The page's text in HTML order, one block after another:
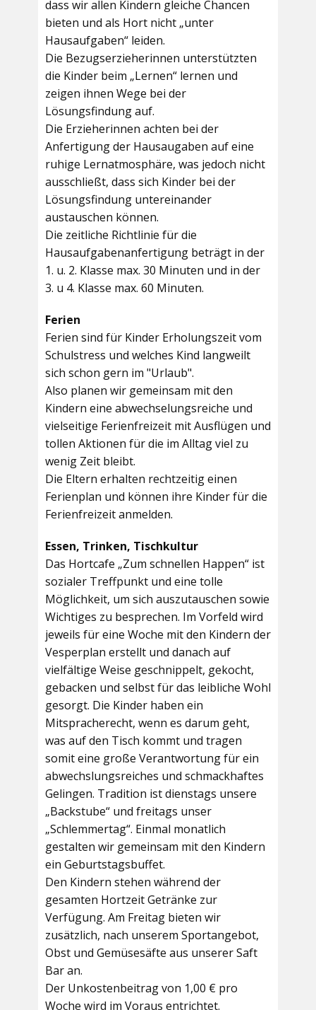
dass wir allen Kindern gleiche Chancen
bieten und als Hort nicht „unter
Hausaufgaben“ leiden.
Die Bezugserzieherinnen unterstützten
die Kinder beim „Lernen“ lernen und
zeigen ihnen Wege bei der
Lösungsfindung auf.
Die Erzieherinnen achten bei der
Anfertigung der Hausaugaben auf eine
ruhige Lernatmosphäre, was jedoch nicht
ausschließt, dass sich Kinder bei der
Lösungsfindung untereinander
austauschen können.
Die zeitliche Richtlinie für die
Hausaufgabenanfertigung beträgt in der
1. u. 2. Klasse max. 30 Minuten und in der
3. u 4. Klasse max. 60 Minuten.
Ferien
Ferien sind für Kinder Erholungszeit vom
Schulstress und welches Kind langweilt
sich schon gern im "Urlaub".
Also planen wir gemeinsam mit den
Kindern eine abwechselungsreiche und
vielseitige Ferienfreizeit mit Ausflügen und
tollen Aktionen für die im Alltag viel zu
wenig Zeit bleibt.
Die Eltern erhalten rechtzeitig einen
Ferienplan und können ihre Kinder für die
Ferienfreizeit anmelden.
Essen, Trinken, Tischkultur
Das Hortcafe „Zum schnellen Happen“ ist
sozialer Treffpunkt und eine tolle
Möglichkeit, um sich auszutauschen sowie
Wichtiges zu besprechen. Im Vorfeld wird
jeweils für eine Woche mit den Kindern der
Vesperplan erstellt und danach auf
vielfältige Weise geschnippelt, gekocht,
gebacken und selbst für das leibliche Wohl
gesorgt. Die Kinder haben ein
Mitspracherecht, wenn es darum geht,
was auf den Tisch kommt und tragen
somit eine große Verantwortung für ein
abwechslungsreiches und schmackhaftes
Gelingen. Tradition ist dienstags unsere
„Backstube“ und freitags unser
„Schlemmertag“. Einmal monatlich
gestalten wir gemeinsam mit den Kindern
ein Geburtstagsbuffet.
Den Kindern stehen während der
gesamten Hortzeit Getränke zur
Verfügung. Am Freitag bieten wir
zusätzlich, nach unserem Sportangebot,
Obst und Gemüsesäfte aus unserer Saft
Bar an.
Der Unkostenbeitrag von 1,00 € pro
Woche wird im Voraus entrichtet.